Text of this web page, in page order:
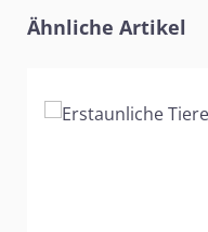
Produktgalerie
Ähnliche Artikel